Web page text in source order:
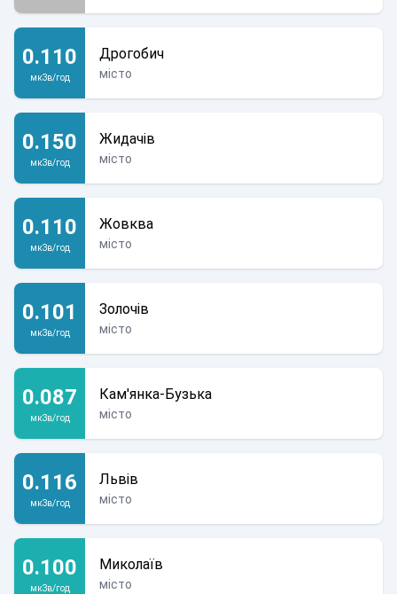
0.110
мкЗв/год
Дрогобич
місто
0.150
мкЗв/год
Жидачів
місто
0.110
мкЗв/год
Жовква
місто
0.101
мкЗв/год
Золочів
місто
0.087
мкЗв/год
Кам'янка-Бузька
місто
0.116
мкЗв/год
Львів
місто
0.100
мкЗв/год
Миколаїв
місто